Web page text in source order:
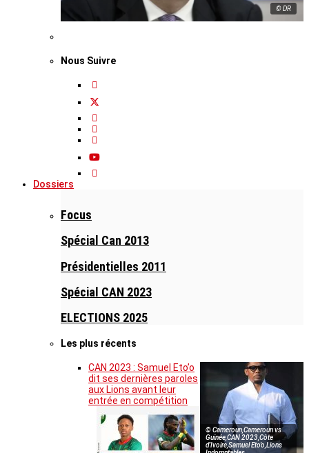
© DR
Nous Suivre
Dossiers
Focus
Spécial Can 2013
Présidentielles 2011
Spécial CAN 2023
ELECTIONS 2025
Les plus récents
© Cameroun,Cameroun vs
Guinée,CAN 2023,Côte
d’Ivoire,Samuel Eto’o,Lions
CAN 2023 : Samuel Eto’o
dit ses dernières paroles
aux Lions avant leur
entrée en compétition